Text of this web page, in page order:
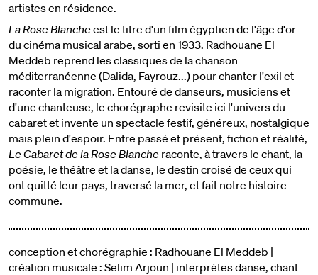
artistes en résidence.
La Rose Blanche est le titre d'un film égyptien de l'âge d'or
du cinéma musical arabe, sorti en 1933. Radhouane El
Meddeb reprend les classiques de la chanson
méditerranéenne (Dalida, Fayrouz...) pour chanter l'exil et
raconter la migration. Entouré de danseurs, musiciens et
d'une chanteuse, le chorégraphe revisite ici l'univers du
cabaret et invente un spectacle festif, généreux, nostalgique
mais plein d'espoir. Entre passé et présent, fiction et réalité,
Le Cabaret de la Rose Blanche raconte, à travers le chant, la
poésie, le théâtre et la danse, le destin croisé de ceux qui
ont quitté leur pays, traversé la mer, et fait notre histoire
commune.
conception et chorégraphie : Radhouane El Meddeb |
création musicale : Selim Arjoun | interprètes danse, chant